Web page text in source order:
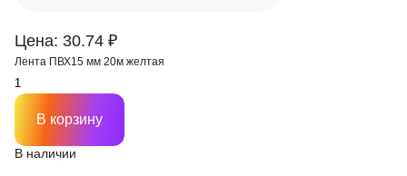
Цена: 30.74 ₽
Лента ПВХ15 мм 20м желтая
В наличии
В корзину